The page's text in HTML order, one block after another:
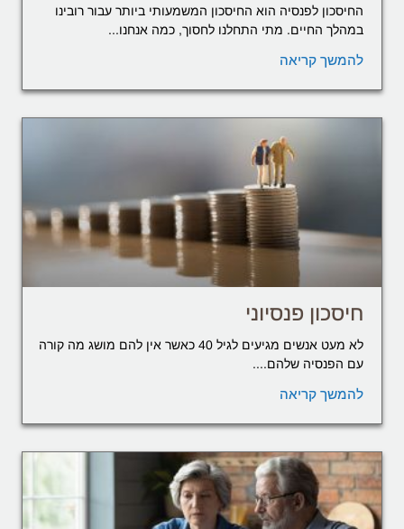
החיסכון לפנסיה הוא החיסכון המשמעותי ביותר עבור רובינו
במהלך החיים. מתי התחלנו לחסוך, כמה אנחנו...
להמשך קריאה
חיסכון פנסיוני
לא מעט אנשים מגיעים לגיל 40 כאשר אין להם מושג מה קורה
עם הפנסיה שלהם....
להמשך קריאה